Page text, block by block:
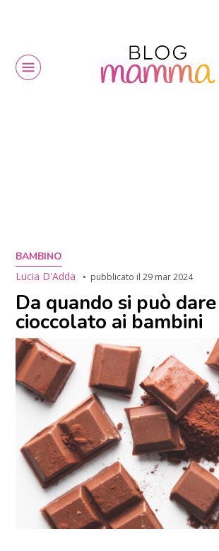
BAMBINO
Lucia D'Adda
pubblicato il29 mar 2024
Da quando si può
cioccolato ai bambini